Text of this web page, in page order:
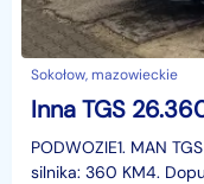
Sokołow, mazowieckie
PODWOZIE1. MAN
silnika: 360 KM4.